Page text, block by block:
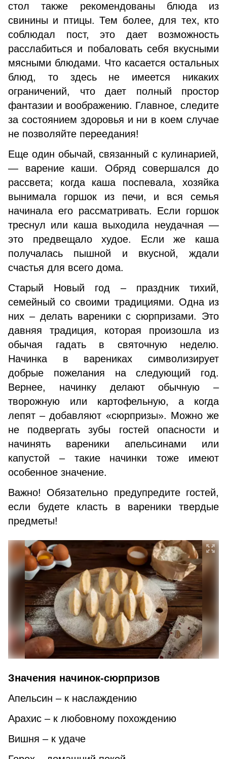
стол также рекомендованы блюда из
свинины и птицы. Тем более, для тех, кто
соблюдал пост, это дает возможность
расслабиться и побаловать себя вкусными
мясными блюдами. Что касается остальных
блюд, то здесь не имеется никаких
ограничений, что дает полный простор
фантазии и воображению. Главное, следите
за состоянием здоровья и ни в коем случае
не позволяйте переедания!
Еще один обычай, связанный с кулинарией,
— варение каши. Обряд совершался до
рассвета; когда каша поспевала, хозяйка
вынимала горшок из печи, и вся семья
начинала его рассматривать. Если горшок
треснул или каша выходила неудачная —
это предвещало худое. Если же каша
получалась пышной и вкусной, ждали
счастья для всего дома.
Старый Новый год – праздник тихий,
семейный со своими традициями. Одна из
них – делать вареники с сюрпризами. Это
давняя традиция, которая произошла из
обычая гадать в святочную неделю.
Начинка в варениках символизирует
добрые пожелания на следующий год.
Вернее, начинку делают обычную –
творожную или картофельную, а когда
лепят – добавляют «сюрпризы». Можно же
не подвергать зубы гостей опасности и
начинять вареники апельсинами или
капустой – такие начинки тоже имеют
особенное значение.
Важно! Обязательно предупредите гостей,
если будете класть в вареники твердые
предметы!
Значения начинок-сюрпризов
Апельсин – к наслаждению
Арахис – к любовному похождению
Вишня – к удаче